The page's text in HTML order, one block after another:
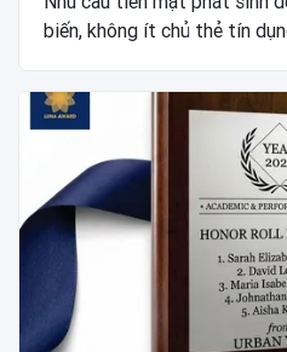
biến, không ít chủ thẻ tín